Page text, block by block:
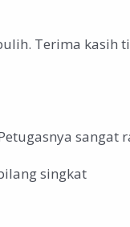
Terima kasih
sangat
singkat